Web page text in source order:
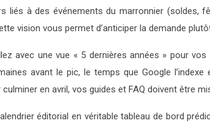
liés à des événements du marronnier (soldes,
vision vous permet d’anticiper la demande
avec une vue « 5 dernières années » pour
avant le pic, le temps que Google
en avril, vos guides et FAQ doivent être
éditorial en véritable tableau de bord